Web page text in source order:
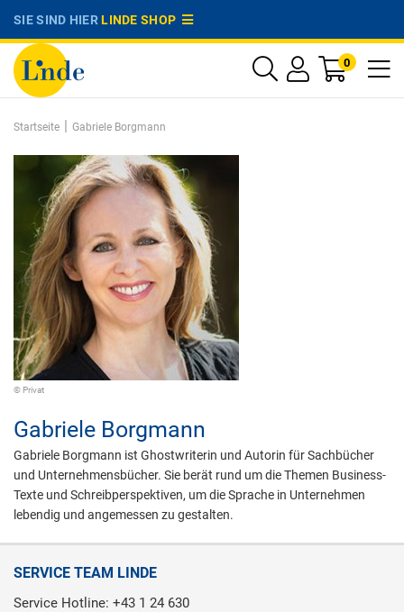
SIE SIND HIERLINDE SHOP
0
Startseite | Gabriele Borgmann
© Privat
Gabriele Borgmann
Gabriele Borgmann ist Ghostwriterin und Autorin für Sachbücher
und Unternehmensbücher. Sie berät rund um die Themen Business-
Texte und Schreibperspektiven, um die Sprache in Unternehmen
lebendig und angemessen zu gestalten.
SERVICE TEAM LINDE
Service Hotline: +43 1 24 630